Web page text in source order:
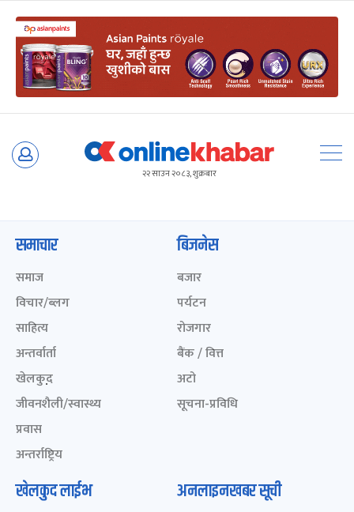
Skip
२२ साउन २०८३, शुक्रबार
समाचार
समाज
विचार/ब्लग
साहित्य
अन्तर्वार्ता
खेलकुद़़
जीवनशैली/स्वास्थ्य
प्रवास
अन्तर्राष्ट्रिय
बिजनेस
बजार
पर्यटन
रोजगार
बैंक / वित्त
अटो
सूचना-प्रविधि
खेलकुद लाईभ अनलाइनखबर सूची